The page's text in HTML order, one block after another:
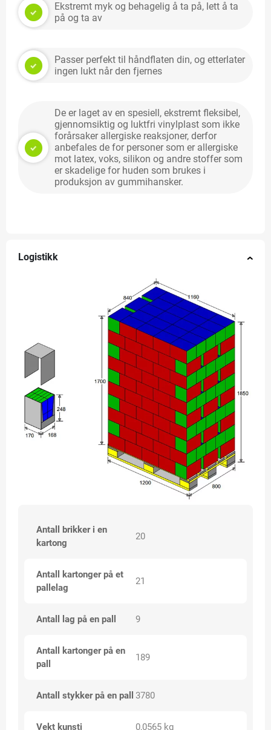
Ekstremt myk og behagelig å ta på, lett å ta
på og ta av
Passer perfekt til håndflaten din, og etterlater
ingen lukt når den fjernes
De er laget av en spesiell, ekstremt fleksibel,
gjennomsiktig og luktfri vinylplast som ikke
forårsaker allergiske reaksjoner, derfor
anbefales de for personer som er allergiske
mot latex, voks, silikon og andre stoffer som
er skadelige for huden som brukes i
produksjon av gummihansker.
Logistikk
Antall brikker i en
kartong
20
Antall kartonger på et
pallelag
21
Antall lag på en pall 9
Antall kartonger på en
pall
189
Antall stykker på en pall 3780
Vekt kunsti 0,0565 kg